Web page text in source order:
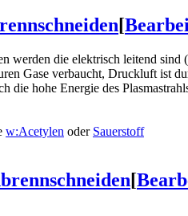
[
werden die elektrisch leitend
Gase verbaucht, Druckluft ist
die hohe Energie des
w:Acetylen oder Sauerstoff
[